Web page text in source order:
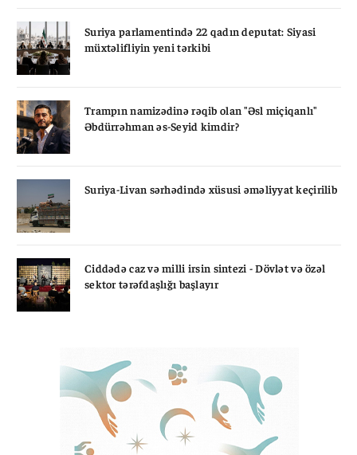
Suriya parlamentində 22 qadın deputat: Siyasi
müxtəlifliyin yeni tərkibi
Trampın namizədinə rəqib olan "Əsl miçiqanlı"
Əbdürrəhman əs-Seyid kimdir?
Suriya-Livan sərhədində xüsusi əməliyyat keçirilib
Ciddədə caz və milli irsin sintezi - Dövlət və özəl
sektor tərəfdaşlığı başlayır